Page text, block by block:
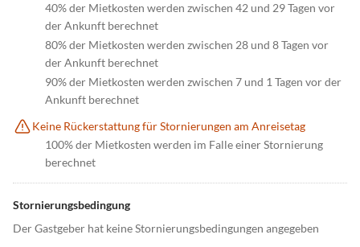
40% der Mietkosten werden zwischen 42 und 29 Tagen vor
der Ankunft berechnet
80% der Mietkosten werden zwischen 28 und 8 Tagen vor
der Ankunft berechnet
90% der Mietkosten werden zwischen 7 und 1 Tagen vor der
Ankunft berechnet
Keine Rückerstattung für Stornierungen am Anreisetag
100% der Mietkosten werden im Falle einer Stornierung
berechnet
Stornierungsbedingung
Der Gastgeber hat keine Stornierungsbedingungen angegeben